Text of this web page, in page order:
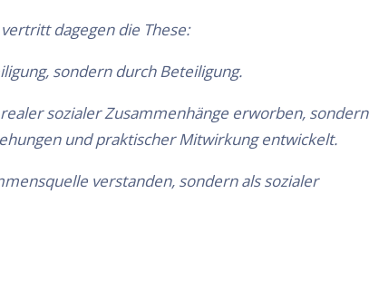
dagegen die These:
sondern durch Beteiligung.
sozialer Zusammenhänge erworben, sondern
und praktischer Mitwirkung entwickelt.
verstanden, sondern als sozialer